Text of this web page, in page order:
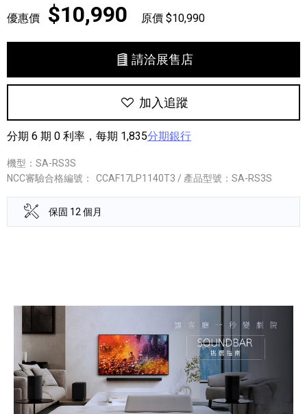
優惠價 $10,990 原價 $10,990
請洽展售店
加入追蹤
分期 6 期 0 利率，每期 1,835分期銀行
機型：SA-RS3S
NCC審驗合格編號：
CCAF17LP1140T3 / 產品型號：SA-RS3S
保固 12 個月